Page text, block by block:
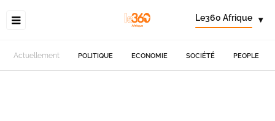
Le360 Afrique ▾
Actuellement POLITIQUE ECONOMIE SOCIÉTÉ PEOPLE